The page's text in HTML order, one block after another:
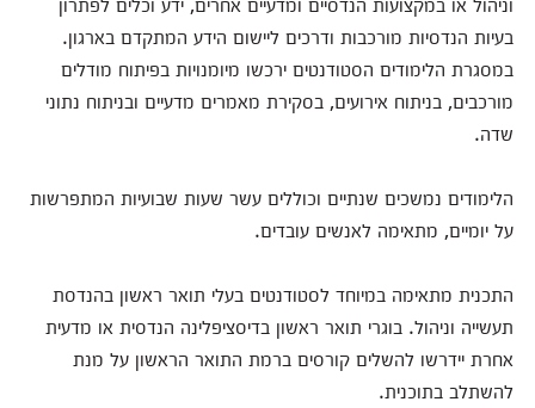
בעיות הנדסיות מורכבות ודרכים ליישום הידע המתקדם בארגון.
במסגרת הלימודים הסטודנטים ירכשו מיומנויות בפיתוח מודלים
מורכבים, בניתוח אירועים, בסקירת מאמרים מדעיים ובניתוח נתוני
שדה.
הלימודים נמשכים שנתיים וכוללים עשר שעות שבועיות המתפרשות
על יומיים, מתאימה לאנשים עובדים.
התכנית מתאימה במיוחד לסטודנטים בעלי תואר ראשון בהנדסת
תעשייה וניהול. בוגרי תואר ראשון בדיסציפלינה הנדסית או מדעית
אחרת יידרשו להשלים קורסים ברמת התואר הראשון על מנת
להשתלב בתוכנית.